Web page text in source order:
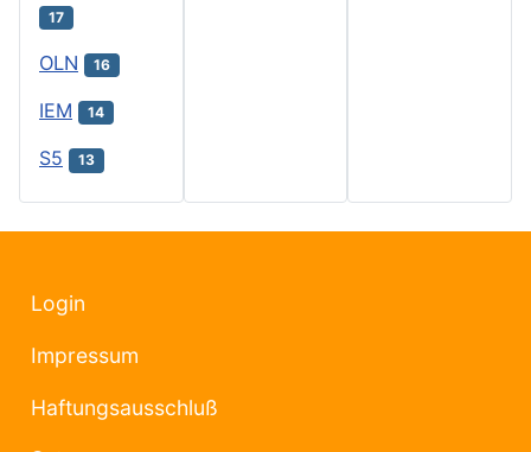
17
OLN 16
IEM 14
S5 13
Login
Impressum
Haftungsausschluß